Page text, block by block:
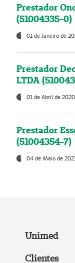
Prestador
(51004335-0)
01 de Janeiro de
Prestador
LTDA
01 de Abril de 2020
Prestador
(51004354-7)
04 de Maio de
Unimed
Clientes